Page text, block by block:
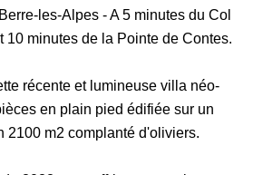
les-Alpes - A 5 minutes du Col
10 minutes de la Pointe de Contes.
récente et lumineuse villa néo-
en plain pied édifiée sur un
2100 m2 complanté d'oliviers.